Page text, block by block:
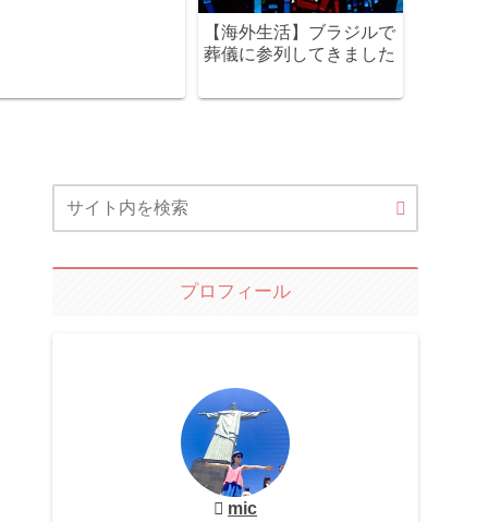
【海外生活】ブラジルで
葬儀に参列してきました
プロフィール
mic